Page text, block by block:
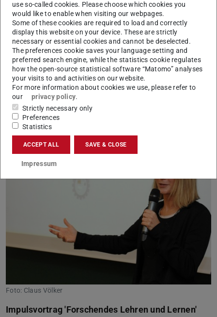
Informationen zum Zertifikat Hochschullehre
Foto: Claus Völker
Impulsvortrag 'Forschendes Lehren und Lernen'
use so-called cookies. Please choose which cookies you
would like to enable when visiting our webpages.
Some of these cookies are required to load and correctly
display this website on your device. These are strictly
necessary or essential cookies and cannot be deselected.
The preferences cookie saves your language setting and
preferred search engine, while the statistics cookie regulates
how the open-source statistical software “Matomo” analyses
your visits to and activities on our website.
For more information about cookies we use, please refer to
our
privacy policy.
Strictly necessary only
Preferences
Statistics
ACCEPT ALL SAVE & CLOSE
Impressum